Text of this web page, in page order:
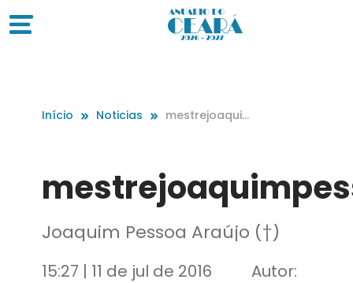
Início Noticias
mestrejoaquim
Joaquim Pessoa Araújo (†)
15:27 | 11 de jul de 2016 Autor: